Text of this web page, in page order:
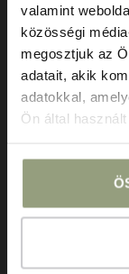
valamint
közösségi
megosztjuk az
adatait, akik
adatokkal,
Ön által